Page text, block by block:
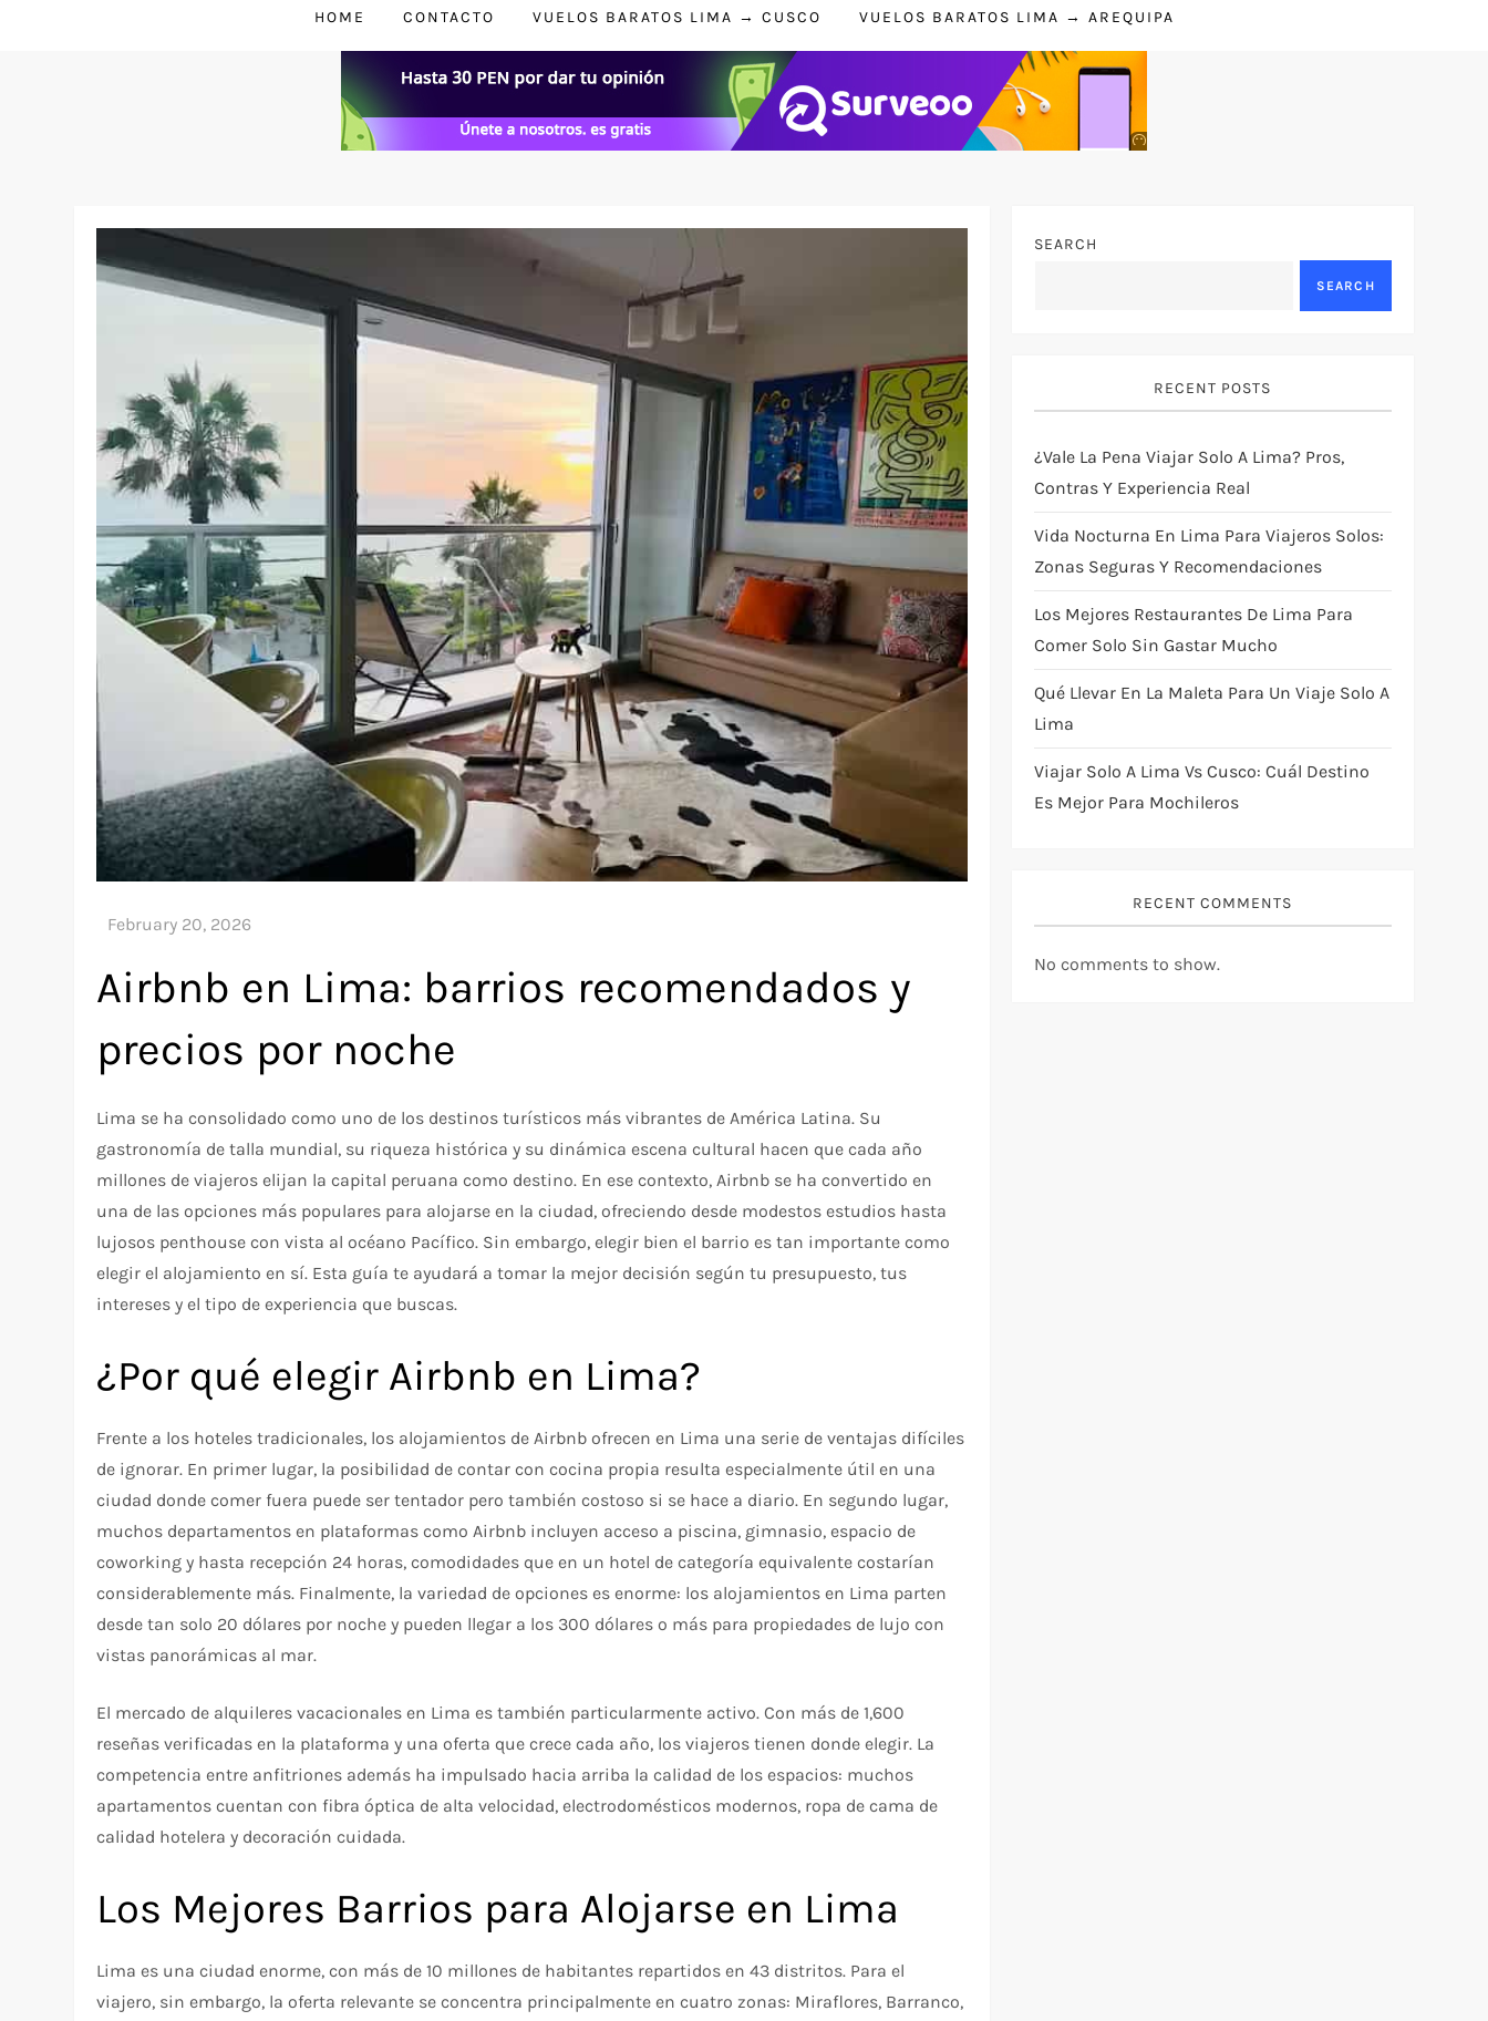
HOME CONTACTO VUELOS BARATOS LIMA → CUSCO VUELOS BARATOS LIMA → AREQUIPA
Airbnb en Lima: barrios recomendados y
precios por noche
Lima se ha consolidado como uno de los destinos turísticos más vibrantes de América Latina. Su
gastronomía de talla mundial, su riqueza histórica y su dinámica escena cultural hacen que cada año
millones de viajeros elijan la capital peruana como destino. En ese contexto, Airbnb se ha convertido en
una de las opciones más populares para alojarse en la ciudad, ofreciendo desde modestos estudios hasta
lujosos penthouse con vista al océano Pacífico. Sin embargo, elegir bien el barrio es tan importante como
elegir el alojamiento en sí. Esta guía te ayudará a tomar la mejor decisión según tu presupuesto, tus
intereses y el tipo de experiencia que buscas.
¿Por qué elegir Airbnb en Lima?
Frente a los hoteles tradicionales, los alojamientos de Airbnb ofrecen en Lima una serie de ventajas difíciles
de ignorar. En primer lugar, la posibilidad de contar con cocina propia resulta especialmente útil en una
ciudad donde comer fuera puede ser tentador pero también costoso si se hace a diario. En segundo lugar,
muchos departamentos en plataformas como Airbnb incluyen acceso a piscina, gimnasio, espacio de
coworking y hasta recepción 24 horas, comodidades que en un hotel de categoría equivalente costarían
considerablemente más. Finalmente, la variedad de opciones es enorme: los alojamientos en Lima parten
desde tan solo 20 dólares por noche y pueden llegar a los 300 dólares o más para propiedades de lujo con
vistas panorámicas al mar.
El mercado de alquileres vacacionales en Lima es también particularmente activo. Con más de 1,600
reseñas verificadas en la plataforma y una oferta que crece cada año, los viajeros tienen donde elegir. La
competencia entre anfitriones además ha impulsado hacia arriba la calidad de los espacios: muchos
apartamentos cuentan con fibra óptica de alta velocidad, electrodomésticos modernos, ropa de cama de
calidad hotelera y decoración cuidada.
Los Mejores Barrios para Alojarse en Lima
Lima es una ciudad enorme, con más de 10 millones de habitantes repartidos en 43 distritos. Para el
viajero, sin embargo, la oferta relevante se concentra principalmente en cuatro zonas: Miraflores, Barranco,
SEARCH
SEARCH
RECENT POSTS
¿Vale La Pena Viajar Solo A Lima? Pros,
Contras Y Experiencia Real
Vida Nocturna En Lima Para Viajeros Solos:
Zonas Seguras Y Recomendaciones
Los Mejores Restaurantes De Lima Para
Comer Solo Sin Gastar Mucho
Qué Llevar En La Maleta Para Un Viaje Solo A
Lima
Viajar Solo A Lima Vs Cusco: Cuál Destino
Es Mejor Para Mochileros
RECENT COMMENTS
No comments to show.